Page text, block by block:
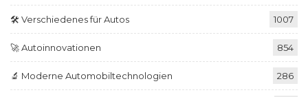
🛠️ Verschiedenes für Autos 1007
🚀 Autoinnovationen 854
🔬 Moderne Automobiltechnologien 286